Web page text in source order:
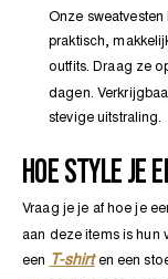
Onze
praktisch,
outfits. Draag ze
dagen.
stevige uitstraling.
HOE STYLE JE
Vraag je je af hoe je
aan deze items is
een
T-shirt en een